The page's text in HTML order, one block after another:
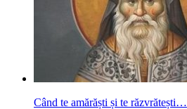
Când te amărăști și te răzvrătești…